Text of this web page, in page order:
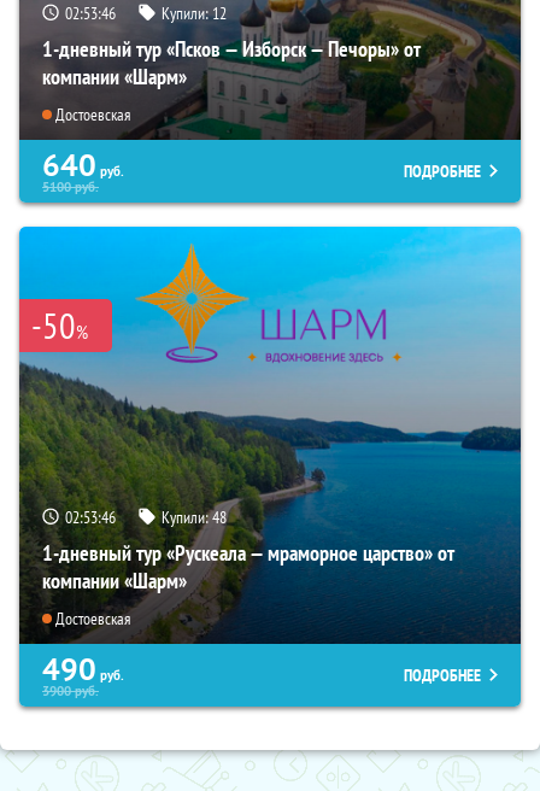
02:53:45 Купили:12
1-дневный тур «Псков — Изборск — Печоры» от
компании «Шарм»
Достоевская
640 руб.
5100руб.
ПОДРОБНЕЕ
-50%
02:53:45 Купили:48
1-дневный тур «Рускеала — мраморное царство» от
компании «Шарм»
Достоевская
490 руб.
3900руб.
ПОДРОБНЕЕ